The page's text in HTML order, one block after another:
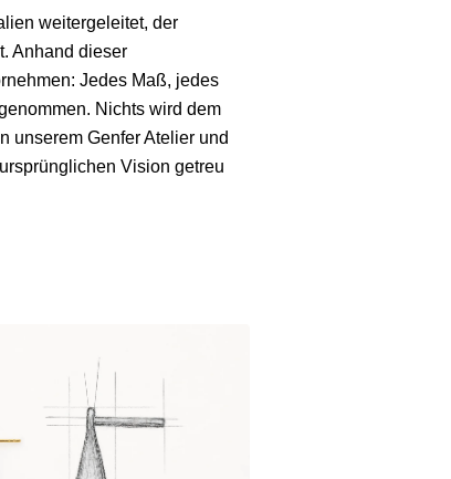
weitergeleitet, der
Anhand dieser
Jedes Maß, jedes
Nichts wird dem
unserem Genfer Atelier und
Vision getreu